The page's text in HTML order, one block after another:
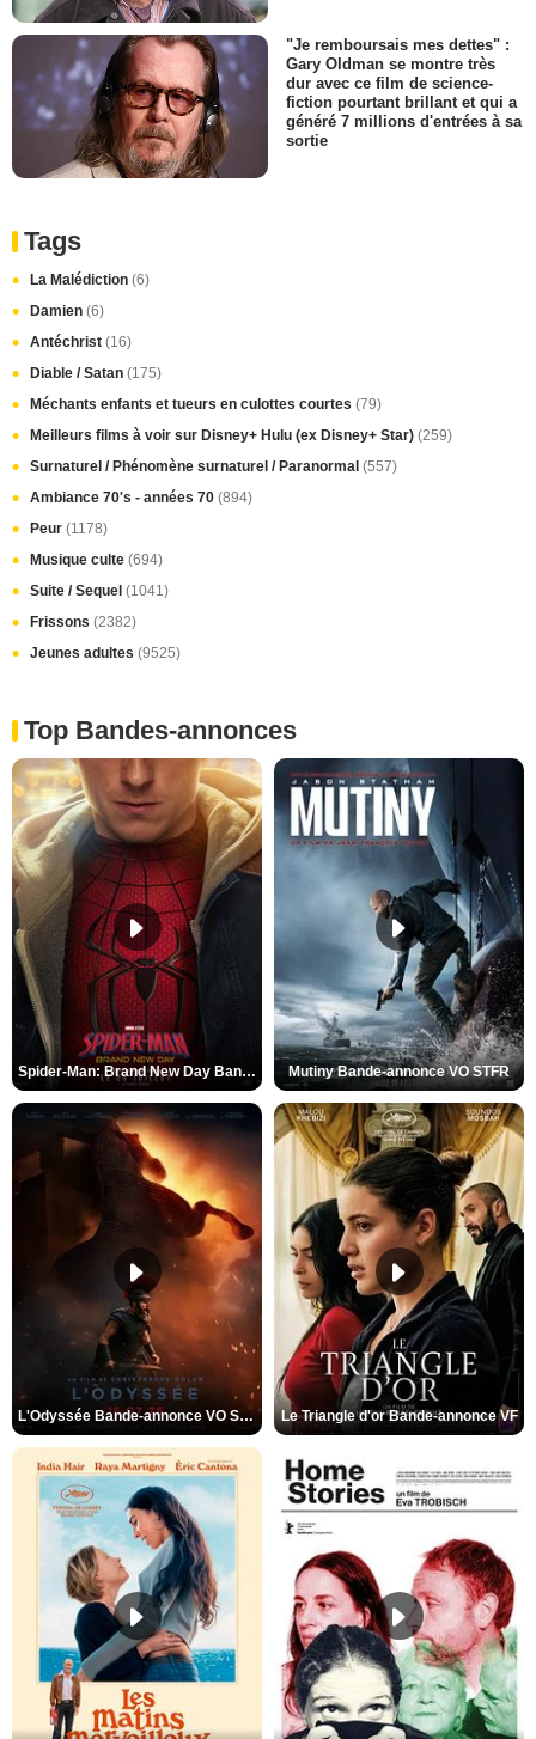
"Je remboursais mes dettes" :
Gary Oldman se montre très
dur avec ce film de science-
fiction pourtant brillant et qui a
généré 7 millions d'entrées à sa
sortie
Tags
La Malédiction (6)
Damien (6)
Antéchrist (16)
Diable / Satan (175)
Méchants enfants et tueurs en culottes courtes (79)
Meilleurs films à voir sur Disney+ Hulu (ex Disney+ Star) (259)
Surnaturel / Phénomène surnaturel / Paranormal (557)
Ambiance 70's - années 70 (894)
Peur (1178)
Musique culte (694)
Suite / Sequel (1041)
Frissons (2382)
Jeunes adultes (9525)
Top Bandes-annonces
Spider-Man: Brand New Day Bande-annonce VO STFR Mutiny Bande-annonce VO STFR
L'Odyssée Bande-annonce VO STFR Le Triangle d'or Bande-annonce VF